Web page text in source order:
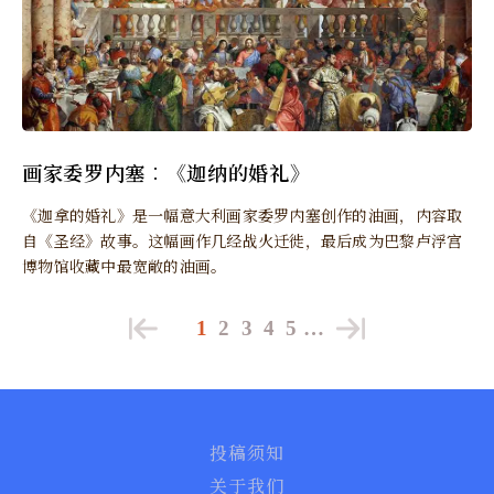
画家委罗内塞︰《迦纳的婚礼》
《迦拿的婚礼》是一幅意大利画家委罗内塞创作的油画，内容取
自《圣经》故事。这幅画作几经战火迁徙，最后成为巴黎卢浮宫
博物馆收藏中最宽敞的油画。
1 2 3 4 5 …
投稿须知
关于我们